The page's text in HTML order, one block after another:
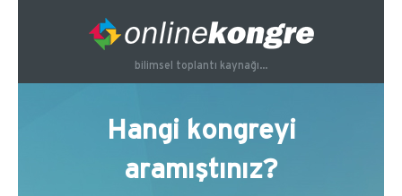
bilimsel toplantı kaynağı...
Hangi kongreyi
aramıştınız?